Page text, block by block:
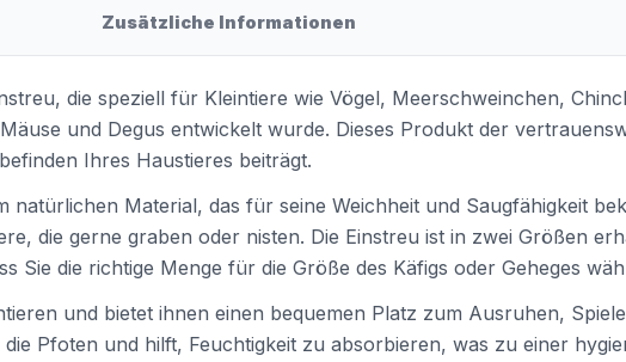
Zusätzliche Informationen
die speziell für Kleintiere wie Vögel, Meerschweinchen,
und Degus entwickelt wurde. Dieses Produkt der
Ihres Haustieres beiträgt.
natürlichen Material, das für seine Weichheit und Saugfähigkeit
die gerne graben oder nisten. Die Einstreu ist in zwei Größen
Sie die richtige Menge für die Größe des Käfigs oder Geheges
und bietet ihnen einen bequemen Platz zum Ausruhen,
Pfoten und hilft, Feuchtigkeit zu absorbieren, was zu einer